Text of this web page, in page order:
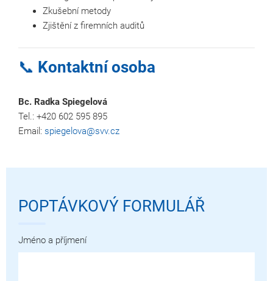
Zkušební metody
Zjištění z firemních auditů
📞 Kontaktní osoba
Bc. Radka Spiegelová
Tel.: +420 602 595 895
Email: spiegelova@svv.cz
POPTÁVKOVÝ FORMULÁŘ
Jméno a příjmení